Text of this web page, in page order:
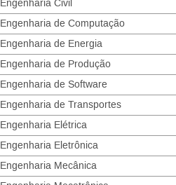
Engenharia Civil
Engenharia de Computação
Engenharia de Energia
Engenharia de Produção
Engenharia de Software
Engenharia de Transportes
Engenharia Elétrica
Engenharia Eletrônica
Engenharia Mecânica